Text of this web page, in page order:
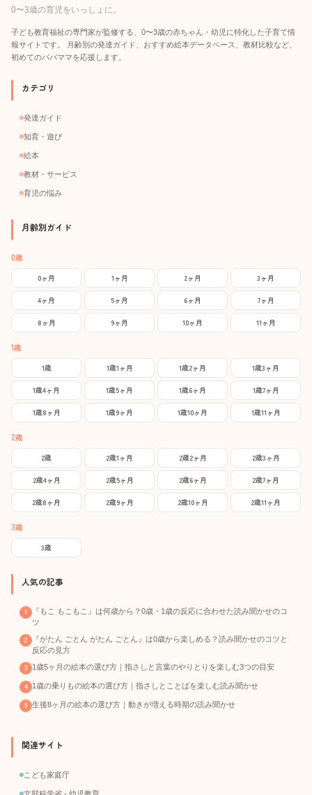
0〜3歳の育児をいっしょに。
子ども教育福祉の専門家が監修する、0〜3歳の赤ちゃん・幼児に特化した子育て情
報サイトです。 月齢別の発達ガイド、おすすめ絵本データベース、教材比較など、
初めてのパパママを応援します。
カテゴリ
発達ガイド
知育・遊び
絵本
教材・サービス
育児の悩み
月齢別ガイド
0歳
0ヶ月 1ヶ月 2ヶ月 3ヶ月
4ヶ月 5ヶ月 6ヶ月 7ヶ月
8ヶ月 9ヶ月 10ヶ月 11ヶ月
1歳
1歳 1歳1ヶ月 1歳2ヶ月 1歳3ヶ月
1歳4ヶ月 1歳5ヶ月 1歳6ヶ月 1歳7ヶ月
1歳8ヶ月 1歳9ヶ月 1歳10ヶ月 1歳11ヶ月
2歳
2歳 2歳1ヶ月 2歳2ヶ月 2歳3ヶ月
2歳4ヶ月 2歳5ヶ月 2歳6ヶ月 2歳7ヶ月
2歳8ヶ月 2歳9ヶ月 2歳10ヶ月 2歳11ヶ月
3歳
3歳
人気の記事
『もこ もこもこ』は何歳から？0歳・1歳の反応に合わせた読み聞かせのコ
ツ
『がたん ごとん がたん ごとん』は0歳から楽しめる？読み聞かせのコツと
反応の見方
1歳5ヶ月の絵本の選び方｜指さしと言葉のやりとりを楽しむ3つの目安
1歳の乗りもの絵本の選び方｜指さしとことばを楽しむ読み聞かせ
生後8ヶ月の絵本の選び方｜動きが増える時期の読み聞かせ
関連サイト
こども家庭庁